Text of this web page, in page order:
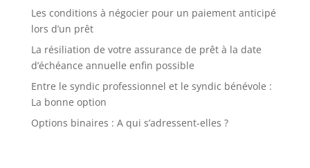
Les conditions à négocier pour un paiement anticipé
lors d’un prêt
La résiliation de votre assurance de prêt à la date
d’échéance annuelle enfin possible
Entre le syndic professionnel et le syndic bénévole :
La bonne option
Options binaires : A qui s’adressent-elles ?